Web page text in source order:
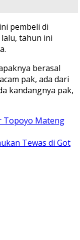
pembeli di
tahun ini
berasal
pak, ada dari
kandangnya pak,
Topoyo Mateng
Tewas di Got